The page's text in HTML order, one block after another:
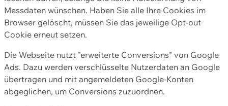
Messdaten wünschen. Haben Sie alle Ihre Cookies im
Browser gelöscht, müssen Sie das jeweilige Opt-out
Cookie erneut setzen.
Die Webseite nutzt "erweiterte Conversions" von Google
Ads. Dazu werden verschlüsselte Nutzerdaten an Google
übertragen und mit angemeldeten Google-Konten
abgeglichen, um Conversions zuzuordnen.